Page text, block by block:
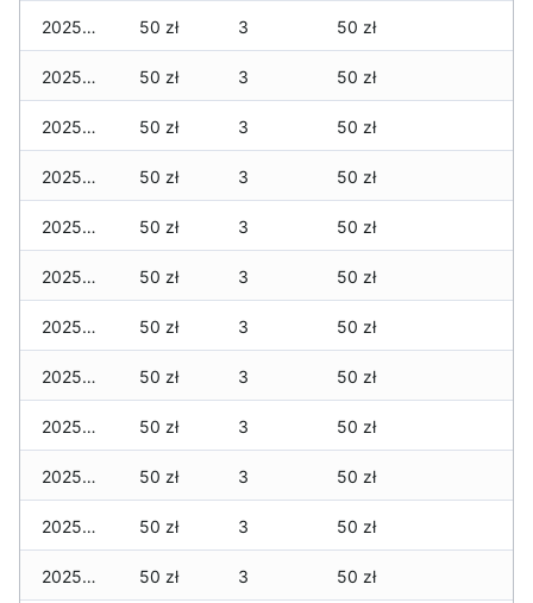
2025-12-30 50 zł 3 50 zł
2025-12-29 50 zł 3 50 zł
2025-12-28 50 zł 3 50 zł
2025-12-27 50 zł 3 50 zł
2025-12-26 50 zł 3 50 zł
2025-12-25 50 zł 3 50 zł
2025-12-24 50 zł 3 50 zł
2025-12-23 50 zł 3 50 zł
2025-12-22 50 zł 3 50 zł
2025-12-21 50 zł 3 50 zł
2025-12-20 50 zł 3 50 zł
2025-12-19 50 zł 3 50 zł